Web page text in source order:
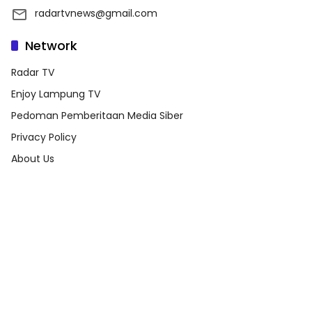
radartvnews@gmail.com
Network
Radar TV
Enjoy Lampung TV
Pedoman Pemberitaan Media Siber
Privacy Policy
About Us